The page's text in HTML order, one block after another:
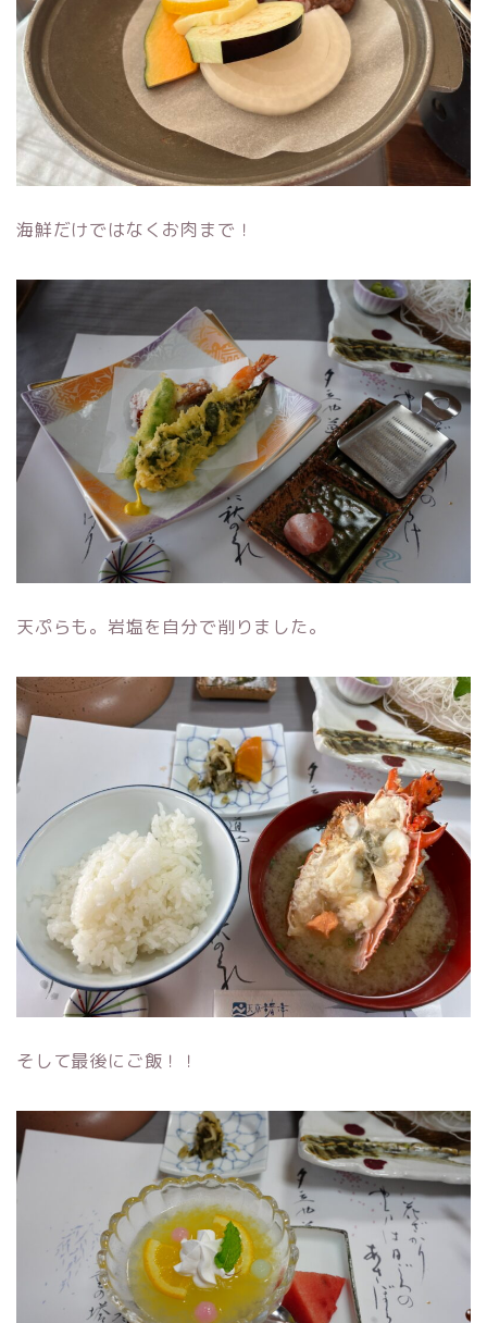
海鮮だけではなくお肉まで！
天ぷらも。岩塩を自分で削りました。
そして最後にご飯！！